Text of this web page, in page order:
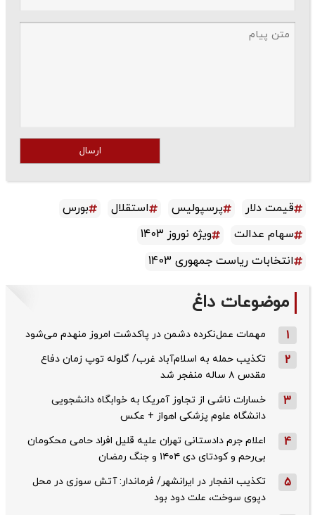
ارسال
قیمت دلار پرسپولیس استقلال
بورس
سهام عدالت
ویژه نوروز 1403
انتخابات ریاست جمهوری 1403
موضوعات داغ
1 مهمات عمل‌نکرده دشمن در پاکدشت امروز منهدم می‌شود
2
تکذیب حمله به اسلام‌آباد غرب/ گلوله توپ زمان دفاع
مقدس ۸ ساله منفجر شد
3
خسارات ناشی از تجاوز آمریکا به خوابگاه دانشجویی
دانشگاه علوم پزشکی اهواز + عکس
4
اعلام جرم دادستانی تهران علیه قلیل افراد حامی محکومان
بی‌رحم و کودتای دی‌ ۱۴۰۴ و جنگ رمضان
5
تکذیب ‌انفجار در ایرانشهر/ فرماندار: آتش سوزی در محل
دپوی سوخت، علت دود بود